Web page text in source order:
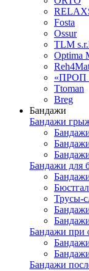
Fosta
Ossur
TLM
Optima
«ПРОП
Ttoman
Breg
Бандажи
Бандажи
Бандажи для
Трусы-
Бандажи при
Бандажи